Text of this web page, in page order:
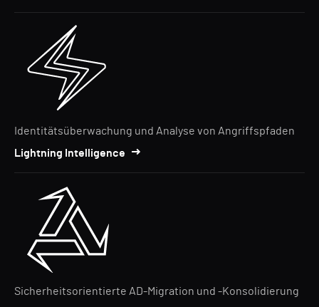
Identitätsüberwachung und Analyse von Angriffspfaden
Lightning Intelligence
Sicherheitsorientierte AD-Migration und -Konsolidierung